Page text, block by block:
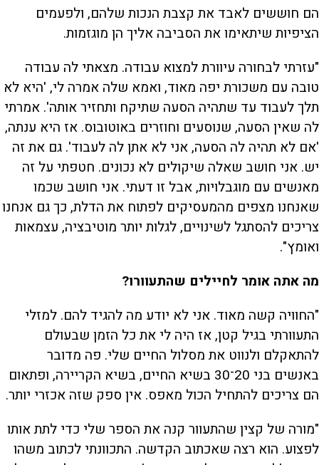
הם חוששים לאבד את קצבת הנכות שלהם, ולפעמים
הציפיות שיתאימו את הסביבה אליך הן מוגזמות.
"עזרתי לבחורה עיוורת למצוא עבודה. מצאתי לה עבודה
טובה עם משכורת יפה מאוד, ואמא שלה אמרה לי, 'היא לא
תלך לעבוד עד שתהיה הסעה שתיקח ותחזיר אותה'. אמרתי
לה שאין הסעה, שנוסעים וחוזרים באוטובוס. אז היא ענתה,
'אם לא תהיה לה הסעה, אני לא אתן לה לעבוד'. גם את זה
יש. אני חושב שאלה שיקולים לא נכונים. חטפתי על זה
מאנשים עם מוגבלויות, אבל זו דעתי. אני חושב שכמו
שאנחנו מצפים מהמעסיקים לפתוח את הדלת, כך גם אנחנו
צריכים להסתגל לשינויים, לגלות יותר מוטיבציה, עצמאות
ואומץ".
מה אתה אומר לחיילים שהתעוורו?
"החוויה קשה מאוד. אני לא יודע מה להגיד להם. למזלי
התעוורתי בגיל קטן, אז היה לי את כל הזמן שבעולם
להתאקלם ולנווט את מסלול החיים שלי. פה מדובר
באנשים בני 20־30 בשיא החיים, בשיא הקריירה, ופתאום
הם צריכים להתחיל הכול מאפס. אין ספק שזה אכזרי יותר.
"מורה של קצין שהתעוור קנה את הספר שלי כדי לתת אותו
לפצוע. הוא רצה שאכתוב הקדשה. התכוונתי לכתוב משהו